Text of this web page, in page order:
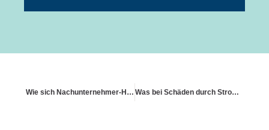
Wie sich Nachunternehmer-Haftung auf Gebäudeversicherungen auswirkt Was bei Schäden durch Stromausfall in der Technikzentrale gilt